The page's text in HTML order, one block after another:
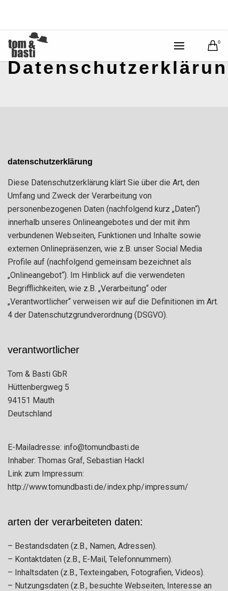
0
datenschutzerklärung
Diese Datenschutzerklärung klärt Sie über die Art, den
Umfang und Zweck der Verarbeitung von
personenbezogenen Daten (nachfolgend kurz „Daten“)
innerhalb unseres Onlineangebotes und der mit ihm
verbundenen Webseiten, Funktionen und Inhalte sowie
externen Onlinepräsenzen, wie z.B. unser Social Media
Profile auf (nachfolgend gemeinsam bezeichnet als
„Onlineangebot“). Im Hinblick auf die verwendeten
Begrifflichkeiten, wie z.B. „Verarbeitung“ oder
„Verantwortlicher“ verweisen wir auf die Definitionen im Art.
4 der Datenschutzgrundverordnung (DSGVO).
verantwortlicher
Tom & Basti GbR
Hüttenbergweg 5
94151 Mauth
Deutschland
E-Mailadresse: info@tomundbasti.de
Inhaber: Thomas Graf, Sebastian Hackl
Link zum Impressum:
http://www.tomundbasti.de/index.php/impressum/
arten der verarbeiteten daten:
– Bestandsdaten (z.B., Namen, Adressen).
– Kontaktdaten (z.B., E-Mail, Telefonnummern).
– Inhaltsdaten (z.B., Texteingaben, Fotografien, Videos).
– Nutzungsdaten (z.B., besuchte Webseiten, Interesse an